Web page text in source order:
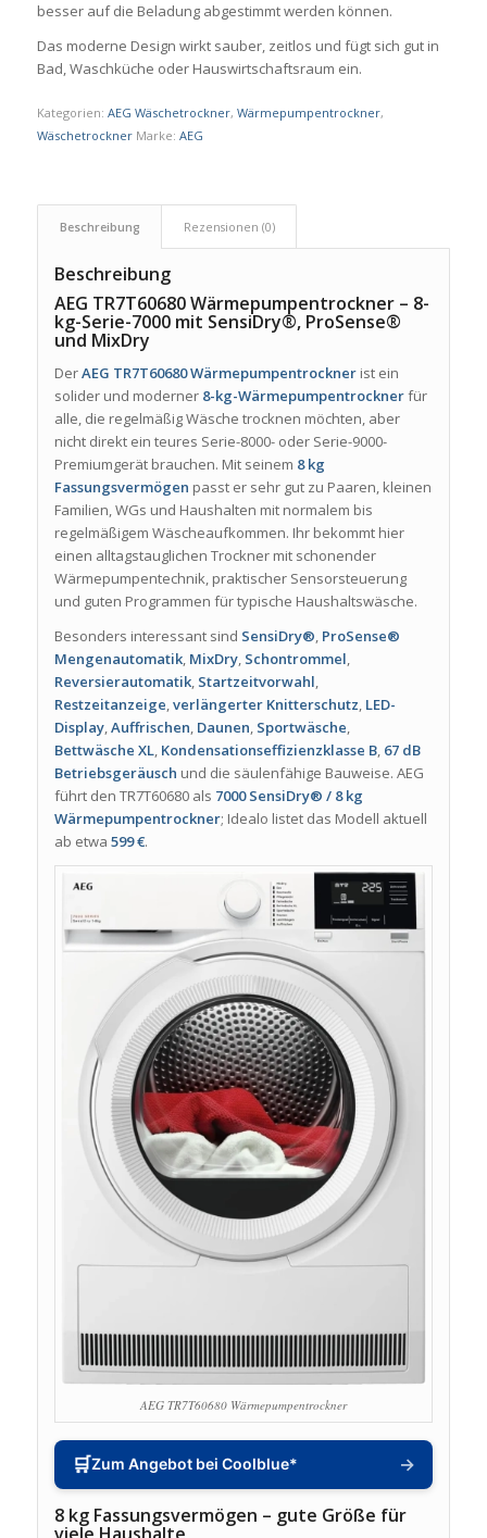
besser auf die Beladung abgestimmt werden können.
Das moderne Design wirkt sauber, zeitlos und fügt sich gut in
Bad, Waschküche oder Hauswirtschaftsraum ein.
Kategorien: AEG Wäschetrockner, Wärmepumpentrockner,
Wäschetrockner Marke: AEG
Beschreibung Rezensionen (0)
Beschreibung
AEG TR7T60680 Wärmepumpentrockner – 8-
kg-Serie-7000 mit SensiDry®, ProSense®
und MixDry
DerAEG TR7T60680 Wärmepumpentrocknerist ein
solider und moderner 8-kg-Wärmepumpentrocknerfür
alle, die regelmäßig Wäsche trocknen möchten, aber
nicht direkt ein teures Serie-8000- oder Serie-9000-
Premiumgerät brauchen. Mit seinem 8 kg
Fassungsvermögen passt er sehr gut zu Paaren, kleinen
Familien, WGs und Haushalten mit normalem bis
regelmäßigem Wäscheaufkommen. Ihr bekommt hier
einen alltagstauglichen Trockner mit schonender
Wärmepumpentechnik, praktischer Sensorsteuerung
und guten Programmen für typische Haushaltswäsche.
Besonders interessant sind SensiDry®, ProSense®
Mengenautomatik, MixDry, Schontrommel,
Reversierautomatik, Startzeitvorwahl,
Restzeitanzeige,verlängerter Knitterschutz, LED-
Display,Auffrischen, Daunen, Sportwäsche,
Bettwäsche XL, Kondensationseffizienzklasse B, 67 dB
Betriebsgeräusch und die säulenfähige Bauweise. AEG
führt den TR7T60680 als 7000 SensiDry® / 8 kg
Wärmepumpentrockner; Idealo listet das Modell aktuell
ab etwa 599 €.
AEG TR7T60680 Wärmepumpentrockner
🛒Zum Angebot bei Coolblue* →
8 kg Fassungsvermögen – gute Größe für